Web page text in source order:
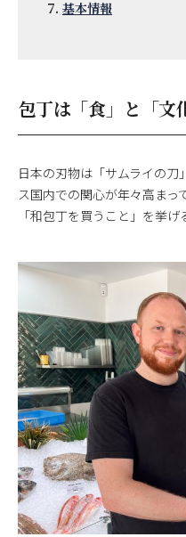
基本情報
包丁は「食」と「文
日本の刃物は「サムライの刀
ス国内での関心が年々高まっ
「和包丁を買うこと」を挙げ